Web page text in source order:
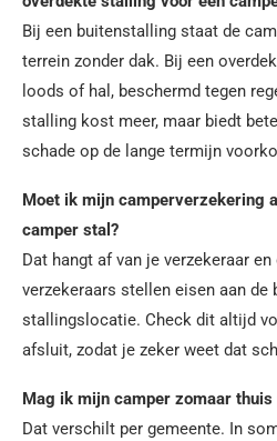
Bij een buitenstalling staat de
terrein zonder dak. Bij een
loods of hal, beschermd tegen
stalling kost meer, maar biedt
schade op de lange termijn
Moet ik mijn camperverzekering
camper stal?
Dat hangt af van je verzekeraar
verzekeraars stellen eisen aan de
stallingslocatie. Check dit altijd
afsluit, zodat je zeker weet dat
Mag ik mijn camper zomaar thuis
Dat verschilt per gemeente. In